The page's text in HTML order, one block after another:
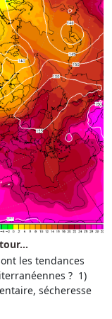
les tendances
? 1)
sécheresse